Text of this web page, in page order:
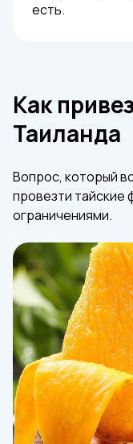
есть.
Как
Таиланда
Вопрос, который
провезти тайские
ограничениями.